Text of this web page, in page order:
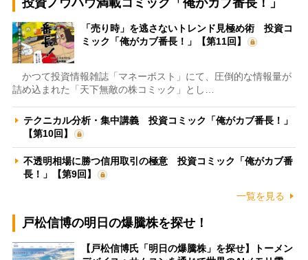
「売り時」を逃さないトレンド見極め術 投資コ
ミック「俺がカブ番長！」【第11回】
かつて投資情報雑誌「マネーポスト」にて、圧倒的な情報量が
詰め込まれた「天下無敵の株コミック」とし…
テクニカル分析・集中講義 投資コミック「俺がカブ番長！」
【第10回】
不透明相場に勝つ信用取引の極意 投資コミック「俺がカブ番
長！」【第9回】
一覧を見る
戸松信博の明日の爆騰株を探せ！
【戸松信博氏「明日の爆騰株」を探せ】トーメン